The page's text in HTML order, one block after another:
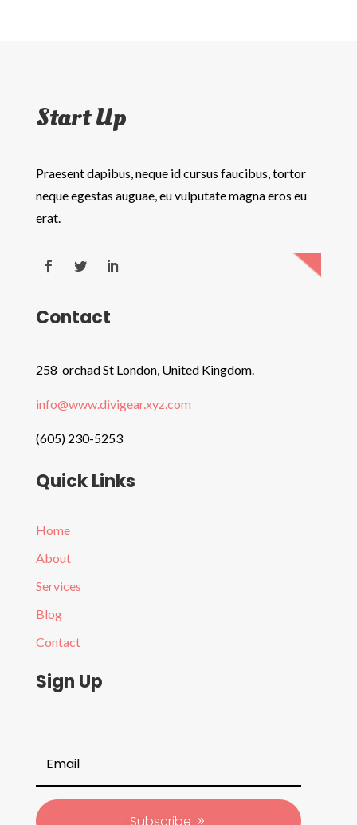
Start Up
Praesent dapibus, neque id cursus faucibus, tortor
neque egestas auguae, eu vulputate magna eros eu
erat.
Contact
258 orchad St London, United Kingdom.
info@www.divigear.xyz.com
(605) 230-5253
Quick Links
Home
About
Services
Blog
Contact
Sign Up